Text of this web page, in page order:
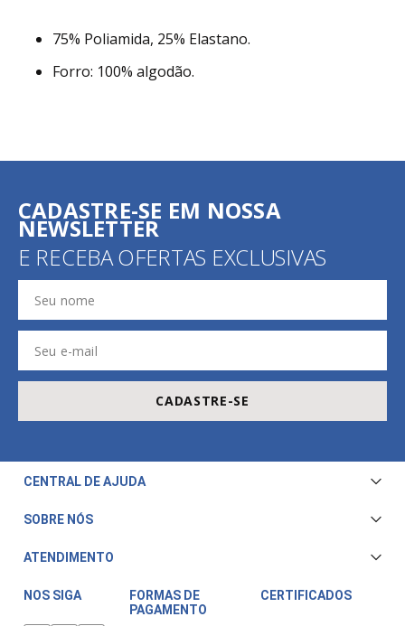
Composição:
CADASTRE-SE EM NOSSA
NEWSLETTER
E RECEBA OFERTAS EXCLUSIVAS
CENTRAL DE AJUDA
SOBRE NÓS